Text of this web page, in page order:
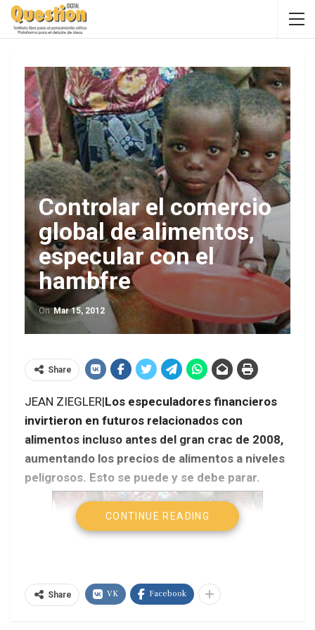
Controlar el comercio
global de alimentos,
especular con el
hambfre
OnMar 15, 2012
Share
JEAN ZIEGLER|Los especuladores financieros
invirtieron en futuros relacionados con
alimentos incluso antes del gran crac de 2008,
aumentando los precios de alimentos a niveles
peligrosos. Esto se puede y se debe parar.
CONTINUE READING
Share VK Facebook